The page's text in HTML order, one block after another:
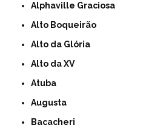
Alphaville Graciosa
Alto Boqueirão
Alto da Glória
Alto da XV
Atuba
Augusta
Bacacheri